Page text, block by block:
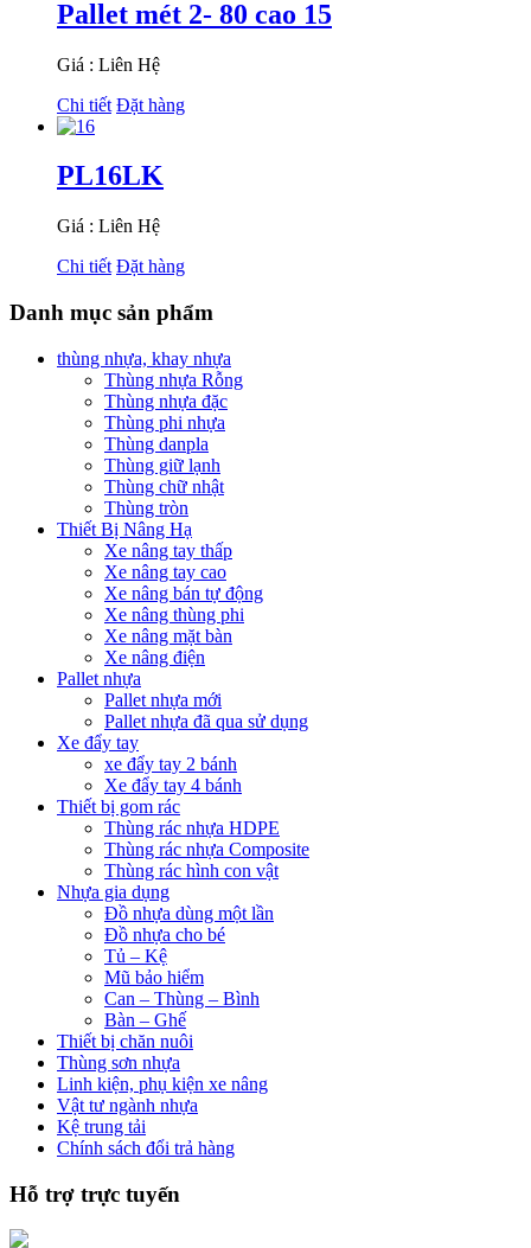
Pallet mét 2- 80 cao 15
Giá : Liên Hệ
Chi tiết Đặt hàng
PL16LK
Giá : Liên Hệ
Chi tiết Đặt hàng
Danh mục sản phẩm
thùng nhựa, khay nhựa
Thùng nhựa Rỗng
Thùng nhựa đặc
Thùng phi nhựa
Thùng danpla
Thùng giữ lạnh
Thùng chữ nhật
Thùng tròn
Thiết Bị Nâng Hạ
Xe nâng tay thấp
Xe nâng tay cao
Xe nâng bán tự động
Xe nâng thùng phi
Xe nâng mặt bàn
Xe nâng điện
Pallet nhựa
Pallet nhựa mới
Pallet nhựa đã qua sử dụng
Xe đẩy tay
xe đẩy tay 2 bánh
Xe đẩy tay 4 bánh
Thiết bị gom rác
Thùng rác nhựa HDPE
Thùng rác nhựa Composite
Thùng rác hình con vật
Nhựa gia dụng
Đồ nhựa dùng một lần
Đồ nhựa cho bé
Tủ – Kệ
Mũ bảo hiểm
Can – Thùng – Bình
Bàn – Ghế
Thiết bị chăn nuôi
Thùng sơn nhựa
Linh kiện, phụ kiện xe nâng
Vật tư ngành nhựa
Kệ trung tải
Chính sách đổi trả hàng
Hỗ trợ trực tuyến